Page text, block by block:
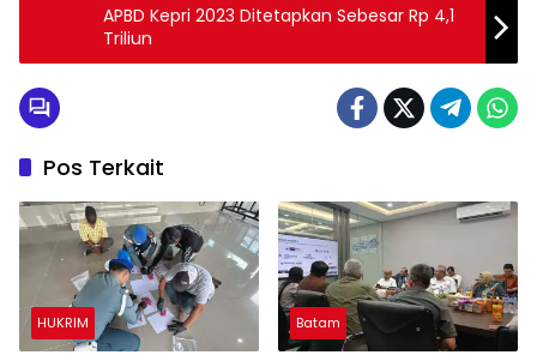
APBD Kepri 2023 Ditetapkan Sebesar Rp 4,1
Triliun
Pos Terkait
HUKRIM Batam